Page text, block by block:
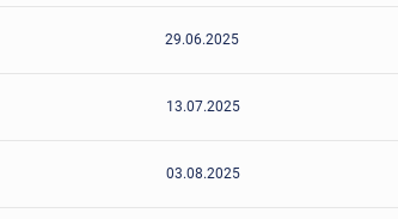
29.06.2025
13.07.2025
03.08.2025